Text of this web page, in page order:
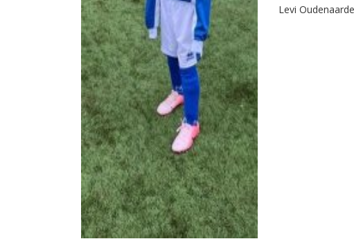
Levi